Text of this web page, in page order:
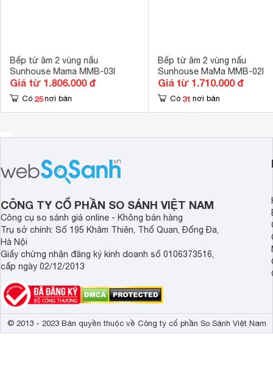
Bếp từ âm 2 vùng nấu
Sunhouse Mama MMB-03I
Giá từ 1.806.000 đ
Có 25 nơi bán
Bếp từ âm 2 vùng nấu
Sunhouse MaMa MMB-02I
Giá từ 1.710.000 đ
Có 31 nơi bán
CÔNG TY CỔ PHẦN SO SÁNH VIỆT NAM
Công cụ so sánh giá online - Không bán hàng
Trụ sở chính: Số 195 Khâm Thiên, Thổ Quan, Đống Đa,
Hà Nội
Giấy chứng nhận đăng ký kinh doanh số 0106373516,
cấp ngày 02/12/2013
© 2013 - 2023 Bản quyền thuộc về Công ty cổ phần So Sánh Việt Nam